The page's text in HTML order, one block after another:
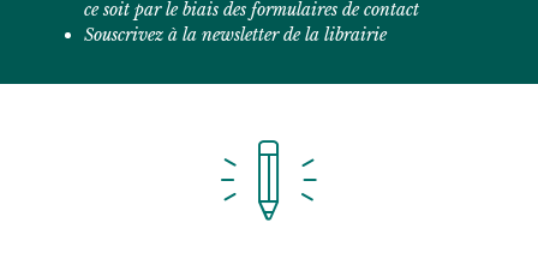
ce soit par le biais des formulaires de contact
Souscrivez à la newsletter de la librairie